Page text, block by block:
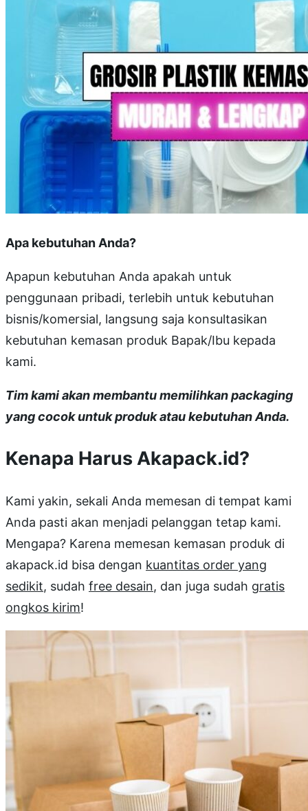
Apa kebutuhan Anda?
Apapun kebutuhan Anda apakah untuk
penggunaan pribadi, terlebih untuk kebutuhan
bisnis/komersial, langsung saja konsultasikan
kebutuhan kemasan produk Bapak/Ibu kepada
kami.
Tim kami akan membantu memilihkan packaging
yang cocok untuk produk atau kebutuhan Anda.
Kenapa Harus Akapack.id?
Kami yakin, sekali Anda memesan di tempat kami
Anda pasti akan menjadi pelanggan tetap kami.
Mengapa? Karena memesan kemasan produk di
akapack.id bisa dengan kuantitas order yang
sedikit, sudah free desain, dan juga sudah gratis
ongkos kirim!